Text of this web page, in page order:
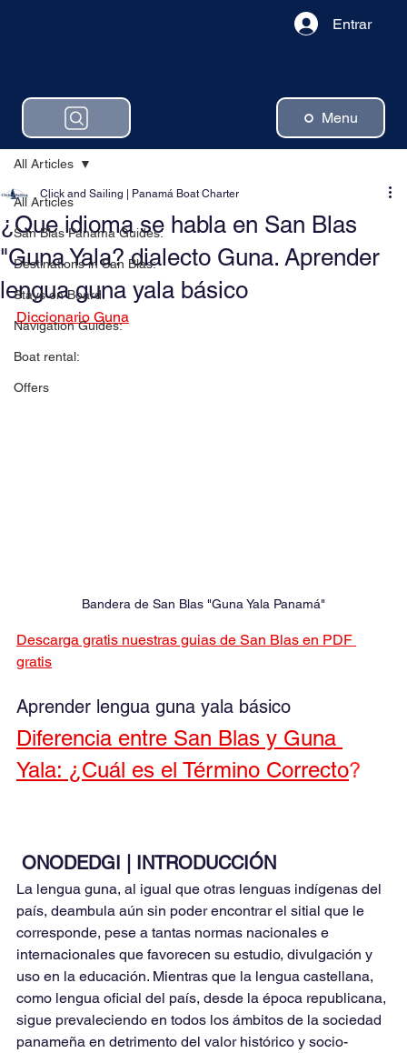
Menu
Entrar
All Articles
San Blas Panama Guides:
Destinations in San Blas:
Stays on Board:
Navigation Guides:
Boat rental:
Offers
All Articles
¿Que idioma se habla en San Blas
"Guna Yala? dialecto Guna. Aprender
lengua guna yala básico
Click and Sailing | Panamá Boat Charter
Diccionario Guna
Bandera de San Blas "Guna Yala Panamá"
Descarga gratis nuestras guias de San Blas en PDF
gratis
Aprender lengua guna yala básico
Diferencia entre San Blas y Guna
Yala: ¿Cuál es el Término Correcto?
ONODEDGI | INTRODUCCIÓN
La lengua guna, al igual que otras lenguas indígenas del
país, deambula aún sin poder encontrar el sitial que le
corresponde, pese a tantas normas nacionales e
internacionales que favorecen su estudio, divulgación y
uso en la educación. Mientras que la lengua castellana,
como lengua oficial del país, desde la época republicana,
sigue prevaleciendo en todos los ámbitos de la sociedad
panameña en detrimento del valor histórico y socio-